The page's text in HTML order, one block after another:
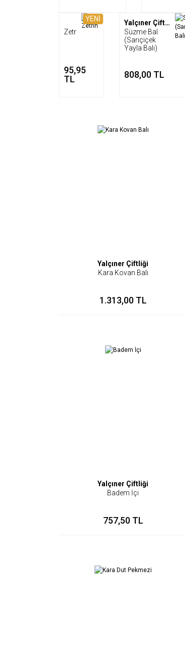
YENİ
Zetrin
95,95
TL
Yalçıner Çiftliği
Süzme Bal
(Sarıçiçek
Yayla Balı)
808,00 TL
Yalçıner Çiftliği
Kara Kovan Balı
1.313,00 TL
Yalçıner Çiftliği
Badem İçi
757,50 TL